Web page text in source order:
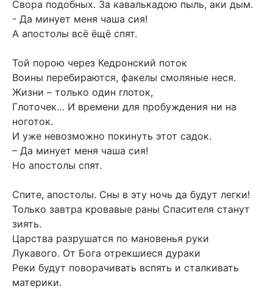
Свора подобных. За кавалькадою пыль, аки дым.
- Да минует меня чаша сия!
А апостолы всё ёщё спят.
Той порою через Кедронский поток
Воины перебираются, факелы смоляные неся.
Жизни – только один глоток,
Глоточек… И времени для пробуждения ни на
ноготок.
И уже невозможно покинуть этот садок.
– Да минует меня чаша сия!
Но апостолы спят.
Спите, апостолы. Сны в эту ночь да будут легки!
Только завтра кровавые раны Спасителя станут
зиять.
Царства разрушатся по мановенья руки
Лукавого. От Бога отрекшиеся дураки
Реки будут поворачивать вспять и сталкивать
материки.